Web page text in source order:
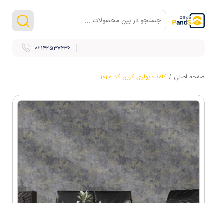
06142537436
صفحه اصلی / کاغذ دیواری کربن کد 10110